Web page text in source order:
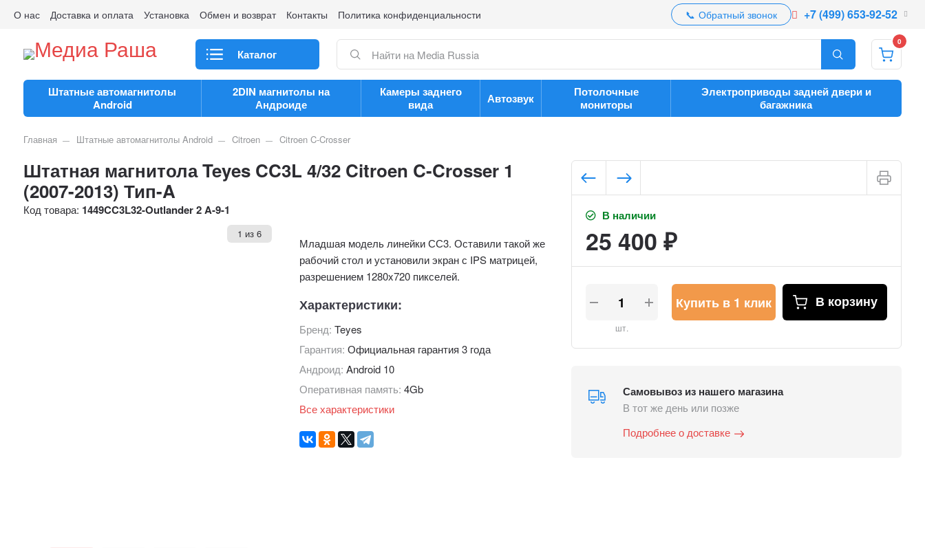
О нас Доставка и оплата Установка Обмен и возврат Контакты Политика конфиденциальности Обратный звонок +7 (499) 653-92-52
Каталог
0
Штатные автомагнитолы
Android
2DIN магнитолы на
Андроиде
Камеры заднего
вида
Автозвук
Потолочные
мониторы
Электроприводы задней двери и
багажника
Главная Штатные автомагнитолы Android Citroen Citroen C-Crosser
Штатная магнитола Teyes CC3L 4/32 Citroen C-Crosser 1
(2007-2013) Тип-A
Код товара: 1449CC3L32-Outlander 2 A-9-1
1 из 6
Младшая модель линейки СС3. Оставили такой же
рабочий стол и установили экран с IPS матрицей,
разрешением 1280x720 пикселей.
Характеристики:
Бренд: Teyes
Гарантия: Официальная гарантия 3 года
Андроид: Android 10
Оперативная память: 4Gb
Все характеристики
В наличии
25 400 ₽
шт.
Купить в 1 клик В корзину
Самовывоз из нашего магазина
В тот же день или позже
Подробнее о доставке